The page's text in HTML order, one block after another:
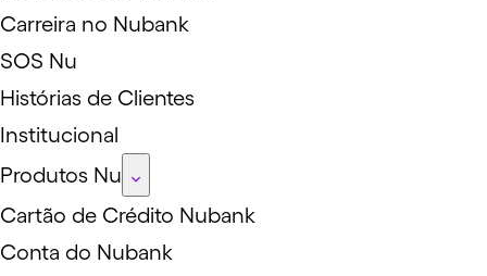
Carreira no Nubank
SOS Nu
Histórias de Clientes
Institucional
Produtos Nu
Cartão de Crédito Nubank
Conta do Nubank